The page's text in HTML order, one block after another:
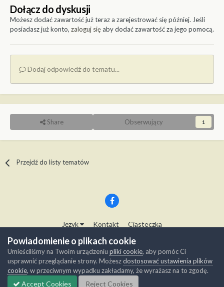
Dołącz do dyskusji
Możesz dodać zawartość już teraz a zarejestrować się później. Jeśli
posiadasz już konto, zaloguj sięaby dodać zawartość za jego pomocą.
Dodaj odpowiedź do tematu...
Share Obserwujący 1
Przejdź do listy tematów
Język Kontakt Ciasteczka
Copyright © Modelwork.pl
Powered by Invision Community
Powiadomienie o plikach cookie
Umieściliśmy na Twoim urządzeniu pliki cookie, aby pomóc Ci
usprawnić przeglądanie strony. Możeszdostosować ustawienia plików
cookie, w przeciwnym wypadku zakładamy, że wyrażasz na to zgodę.
Accept Cookies Reject Cookies